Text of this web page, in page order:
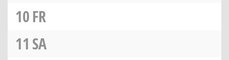
10FR
11 SA